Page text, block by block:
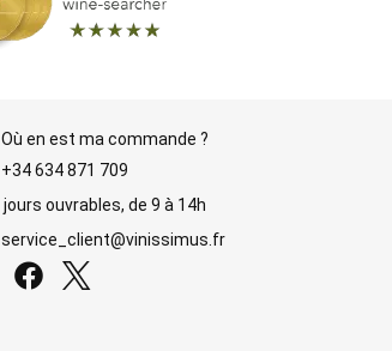
Où en est ma commande ?
+34 634 871 709
jours ouvrables, de 9 à 14h
service_client@vinissimus.fr